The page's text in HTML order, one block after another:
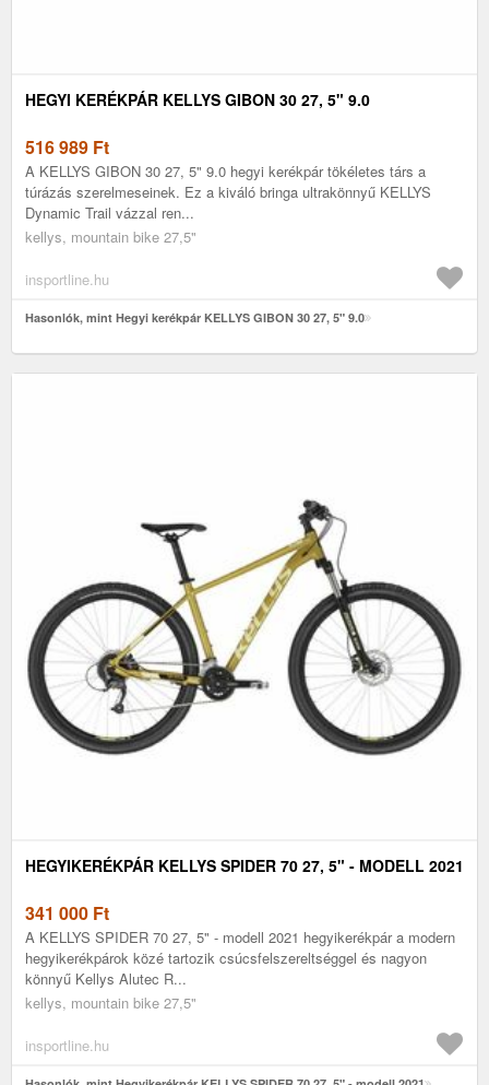
HEGYI KERÉKPÁR KELLYS GIBON 30 27, 5" 9.0
516 989 Ft
A KELLYS GIBON 30 27, 5" 9.0 hegyi kerékpár tökéletes társ a
túrázás szerelmeseinek. Ez a kiváló bringa ultrakönnyű KELLYS
Dynamic Trail vázzal ren...
kellys, mountain bike 27,5"
insportline.hu
Hasonlók, mint Hegyi kerékpár KELLYS GIBON 30 27, 5" 9.0
HEGYIKERÉKPÁR KELLYS SPIDER 70 27, 5" - MODELL 2021
341 000 Ft
A KELLYS SPIDER 70 27, 5" - modell 2021 hegyikerékpár a modern
hegyikerékpárok közé tartozik csúcsfelszereltséggel és nagyon
könnyű Kellys Alutec R...
kellys, mountain bike 27,5"
insportline.hu